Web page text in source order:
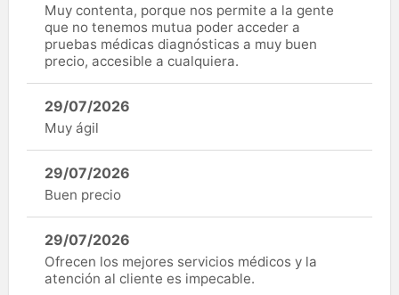
Muy contenta, porque nos permite a la gente
que no tenemos mutua poder acceder a
pruebas médicas diagnósticas a muy buen
precio, accesible a cualquiera.
29/07/2026
Muy ágil
29/07/2026
Buen precio
29/07/2026
Ofrecen los mejores servicios médicos y la
atención al cliente es impecable.